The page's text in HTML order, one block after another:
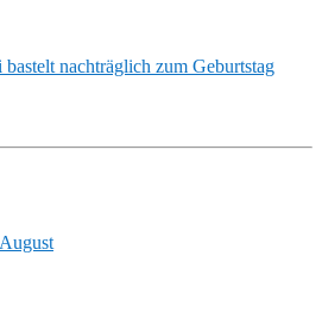
nachträglich zum Geburtstag